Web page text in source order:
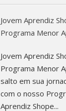
Jovem Aprendiz
Programa Menor
Jovem Aprendiz
Programa Menor
salto em sua
com o nosso
Aprendiz Shope...